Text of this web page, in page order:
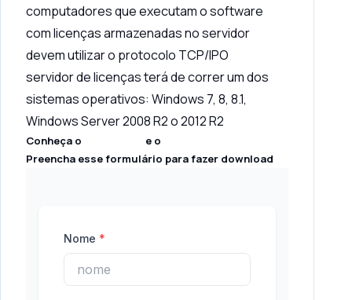
computadores que executam o software
com licenças armazenadas no servidor
devem utilizar o protocolo TCP/IPO
servidor de licenças terá de correr um dos
sistemas operativos: Windows 7, 8, 8.1,
Windows Server 2008 R2 o 2012 R2
Conheça o e o
Preencha esse formulário para fazer download